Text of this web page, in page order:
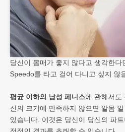
당신이 몸매가 좋지 않다고 생각한다
Speedo를 타고 걸어 다니고 싶지 않
평균 이하의 남성 페니스에 관해서도
신의 크기에 만족하지 않으면 알몸
있습니다. 이것은 당신이 당신의 파